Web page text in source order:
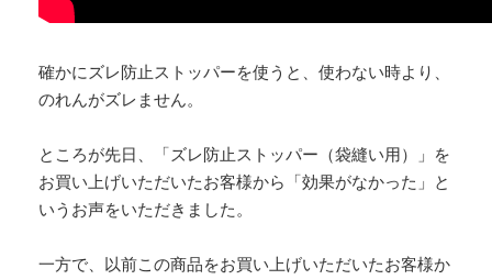
確かにズレ防止ストッパーを使うと、使わない時より、
のれんがズレません。
ところが先日、「ズレ防止ストッパー（袋縫い用）」を
お買い上げいただいたお客様から「効果がなかった」と
いうお声をいただきました。
一方で、以前この商品をお買い上げいただいたお客様か